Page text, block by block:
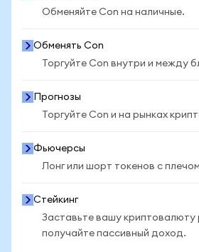
Обменяйте Con на наличные.
Обменять Con
Торгуйте Con внутри и между
Прогнозы
Торгуйте Con и на рынках
Фьючерсы
Лонг или шорт токенов с
Стейкинг
Заставьте вашу криптовалюту
получайте пассивный доход.